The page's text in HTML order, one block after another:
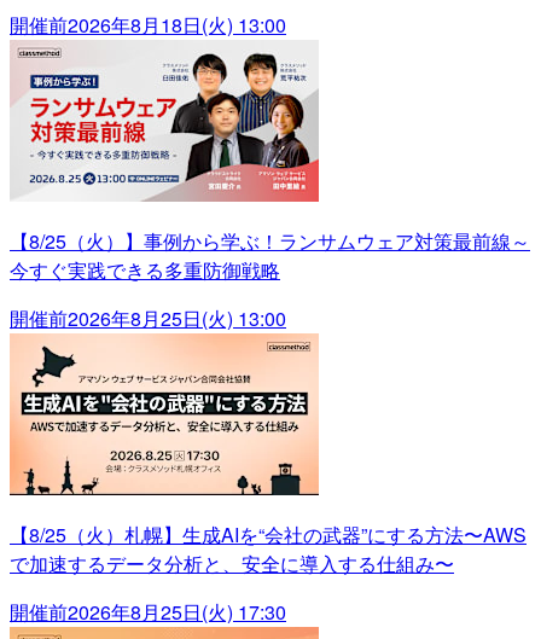
開催前2026年8月18日(火) 13:00
【8/25（火）】事例から学ぶ！ランサムウェア対策最前線～
今すぐ実践できる多重防御戦略
開催前2026年8月25日(火) 13:00
【8/25（火）札幌】生成AIを“会社の武器”にする方法〜AWS
で加速するデータ分析と、安全に導入する仕組み〜
開催前2026年8月25日(火) 17:30